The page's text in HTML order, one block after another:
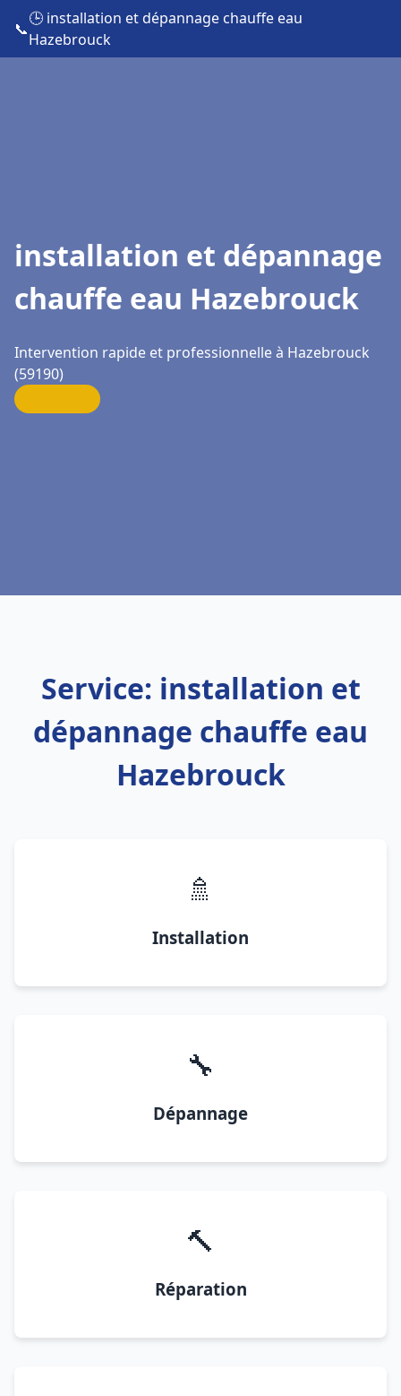
📞
🕒 installation et dépannage chauffe eau
Hazebrouck
installation et dépannage
chauffe eau Hazebrouck
Intervention rapide et professionnelle à Hazebrouck
(59190)
Service: installation et
dépannage chauffe eau
Hazebrouck
🚿
Installation
🔧
Dépannage
🔨
Réparation